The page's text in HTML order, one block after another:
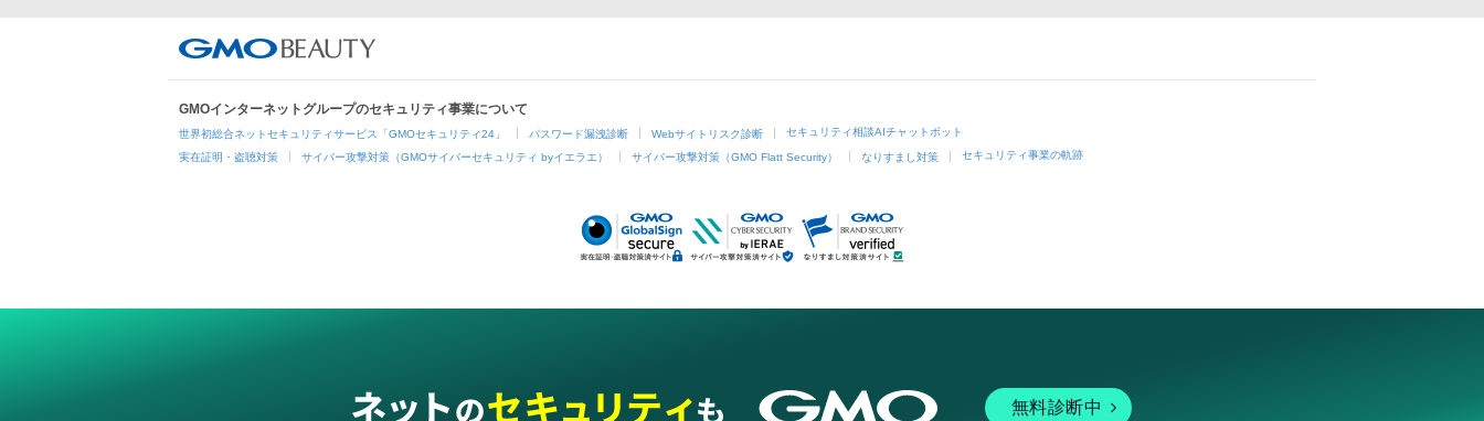
GMOインターネットグループのセキュリティ事業について
世界初総合ネットセキュリティサービス「GMOセキュリティ24」 パスワード漏洩診断 Webサイトリスク診断 セキュリティ相談AIチャットボット
実在証明・盗聴対策 サイバー攻撃対策（GMOサイバーセキュリティ byイエラエ） サイバー攻撃対策（GMO Flatt Security） なりすまし対策 セキュリティ事業の軌跡
無料診断中